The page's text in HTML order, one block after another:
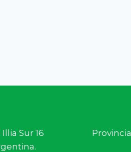
Illia Sur 16 Provincia